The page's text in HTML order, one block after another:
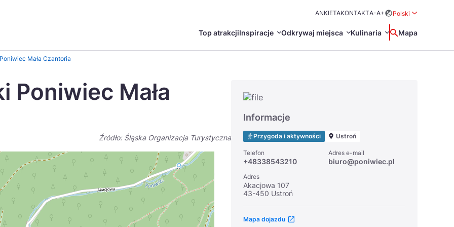
ANKIETAKONTAKTA-A+
Polski
Top atrakcjiInspiracje
Certyfikaty POT
Odkrywaj miejsca
Uzdrowiska Polskie Marki Turystyczne
Kulinaria
Restauracje Michelin
Wyszukaj
Mapa
Svenska
Mała Czantoria
Poniwiec Mała
Źródło: Śląska Organizacja Turystyczna
Informacje
Przygoda i aktywności Ustroń
Telefon
+48338543210
Adres e-mail
biuro@poniwiec.pl
Adres
Akacjowa 107
43-450 Ustroń
Mapa dojazdu